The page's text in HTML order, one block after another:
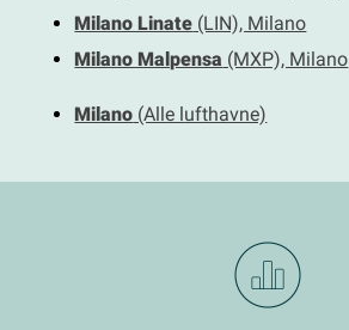
Milano Linate (LIN), Milano
Milano Malpensa (MXP), Milano
Milano (Alle lufthavne)